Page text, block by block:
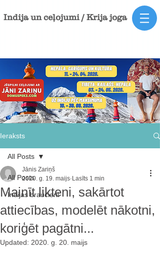
Indija un ceļojumi / Krija joga
Ieraksts
All Posts
Indijas braucieni
All Posts
Mainīt likteni, sakārtot
attiecības, modelēt nākotni,
koriģēt pagātni...
Jānis Zariņš
2020. g. 19. maijs Lasīts 1 min
Updated: 2020. g. 20. maijs